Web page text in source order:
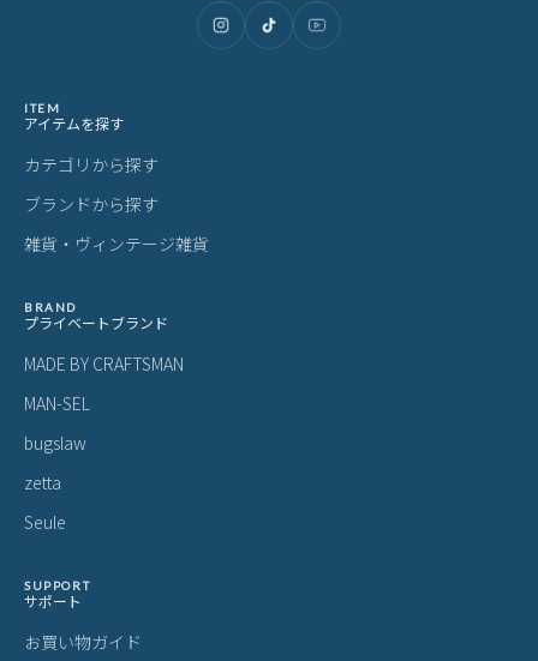
ITEM
アイテムを探す
カテゴリから探す
ブランドから探す
雑貨・ヴィンテージ雑貨
BRAND
プライベートブランド
MADE BY CRAFTSMAN
MAN-SEL
bugslaw
zetta
Seule
SUPPORT
サポート
お買い物ガイド